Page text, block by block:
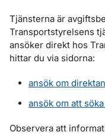
Tjänsterna är
Transportstyrelsens
ansöker direkt hos
hittar du via sidorna:
ansök om
ansök om att
Observera att